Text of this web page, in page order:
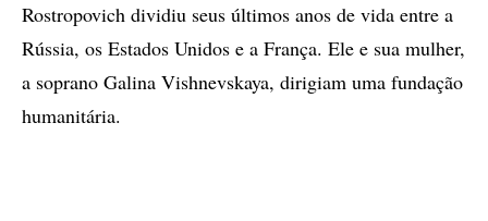
Rostropovich dividiu seus últimos anos de vida entre a
Rússia, os Estados Unidos e a França. Ele e sua mulher,
a soprano Galina Vishnevskaya, dirigiam uma fundação
humanitária.